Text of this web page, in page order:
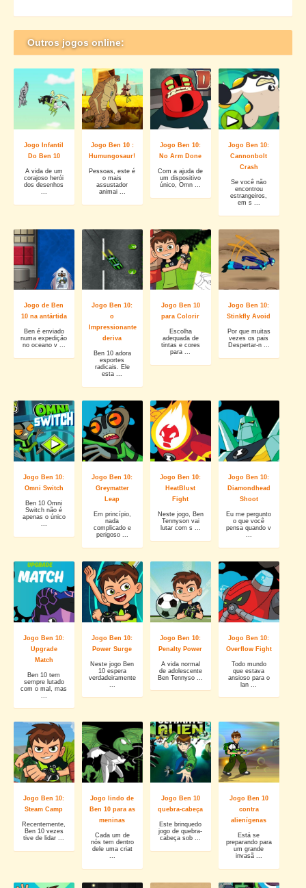
Outros jogos online:
Jogo Infantil
Do Ben 10
A vida de um
corajoso herói
dos desenhos
Jogo Ben 10 :
Humungosaur!
Pessoas, este é
o mais
assustador
animai ...
Jogo Ben 10:
No Arm Done
Com a ajuda de
um dispositivo
único, Omn ...
Jogo Ben 10:
Cannonbolt
Crash
Se você não
encontrou
estrangeiros,
em s ...
Jogo de Ben
10 na antártida
Ben é enviado
numa expedição
no oceano v ...
Jogo Ben 10:
o
Impressionante
deriva
Ben 10 adora
esportes
radicais. Ele
esta ...
Jogo Ben 10
para Colorir
Escolha
adequada de
tintas e cores
para ...
Jogo Ben 10:
Stinkfly Avoid
Por que muitas
vezes os pais
Despertar-n ...
Jogo Ben 10:
Omni Switch
Ben 10 Omni
Switch não é
apenas o único
...
Jogo Ben 10:
Greymatter
Leap
Em princípio,
nada
complicado e
perigoso ...
Jogo Ben 10:
HeatBlust
Fight
Neste jogo, Ben
Tennyson vai
lutar com s ...
Jogo Ben 10:
Diamondhead
Shoot
Eu me pergunto
o que você
pensa quando v
...
Jogo Ben 10:
Upgrade
Match
Ben 10 tem
sempre lutado
com o mal, mas
Jogo Ben 10:
Power Surge
Neste jogo Ben
10 espera
verdadeiramente
Jogo Ben 10:
Penalty Power
A vida normal
de adolescente
Ben Tennyso ...
Jogo Ben 10:
Overflow Fight
Todo mundo
que estava
ansioso para o
lan ...
Jogo Ben 10:
Steam Camp
Recentemente,
Ben 10 vezes
tive de lidar ...
Jogo lindo de
Ben 10 para as
meninas
Cada um de
nós tem dentro
dele uma criat
...
Jogo Ben 10
quebra-cabeça
Este brinquedo
jogo de quebra-
cabeça sob ...
Jogo Ben 10
contra
alienígenas
Está se
preparando para
um grande
invasã ...